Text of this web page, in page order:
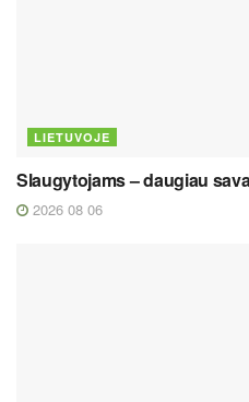
LIETUVOJE
Slaugytojams – daugiau
2026 08 06